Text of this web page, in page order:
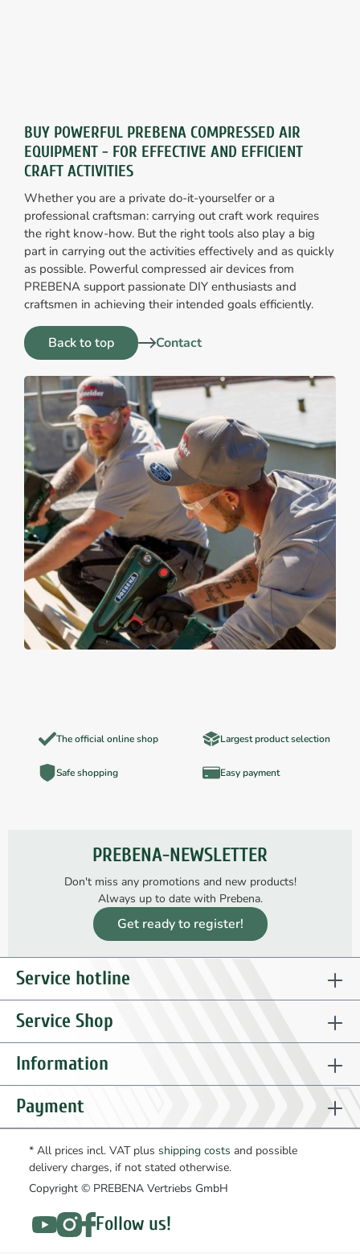
BUY POWERFUL PREBENA COMPRESSED AIR
EQUIPMENT - FOR EFFECTIVE AND EFFICIENT
CRAFT ACTIVITIES
Whether you are a private do-it-yourselfer or a
professional craftsman: carrying out craft work requires
the right know-how. But the right tools also play a big
part in carrying out the activities effectively and as quickly
as possible. Powerful compressed air devices from
PREBENA support passionate DIY enthusiasts and
craftsmen in achieving their intended goals efficiently.
Back to top Contact
The official online shop Largest product selection
Safe shopping Easy payment
PREBENA-NEWSLETTER
Don't miss any promotions and new products!
Always up to date with Prebena.
Get ready to register!
Service hotline
Service Shop
Information
Payment
* All prices incl. VAT plus shipping costs and possible
delivery charges, if not stated otherwise.
Copyright © PREBENA Vertriebs GmbH
Follow us!